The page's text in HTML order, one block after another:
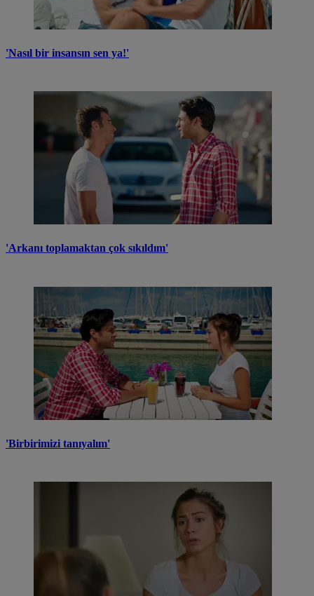
'Nasıl bir insansın sen ya!'
'Arkanı toplamaktan çok sıkıldım'
'Birbirimizi tanıyalım'